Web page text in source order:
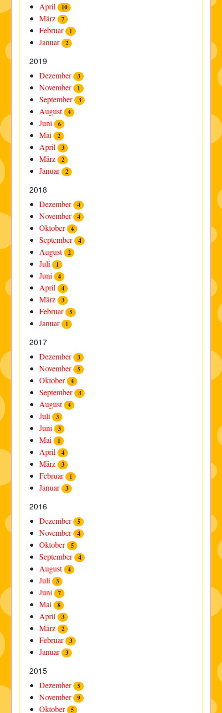
April 10
März 7
Februar 1
Januar 2
2019
Dezember 3
November 1
September 3
August 4
Juni 6
Mai 2
April 3
März 2
Januar 2
2018
Dezember 4
November 4
Oktober 4
September 4
August 2
Juli 1
Juni 4
April 4
März 3
Februar 5
Januar 1
2017
Dezember 3
November 5
Oktober 4
September 3
August 4
Juli 3
Juni 3
Mai 1
April 4
März 3
Februar 1
Januar 3
2016
Dezember 5
November 4
Oktober 5
September 4
August 4
Juli 3
Juni 7
Mai 8
April 3
März 2
Februar 3
Januar 3
2015
Dezember 5
November 9
Oktober 5